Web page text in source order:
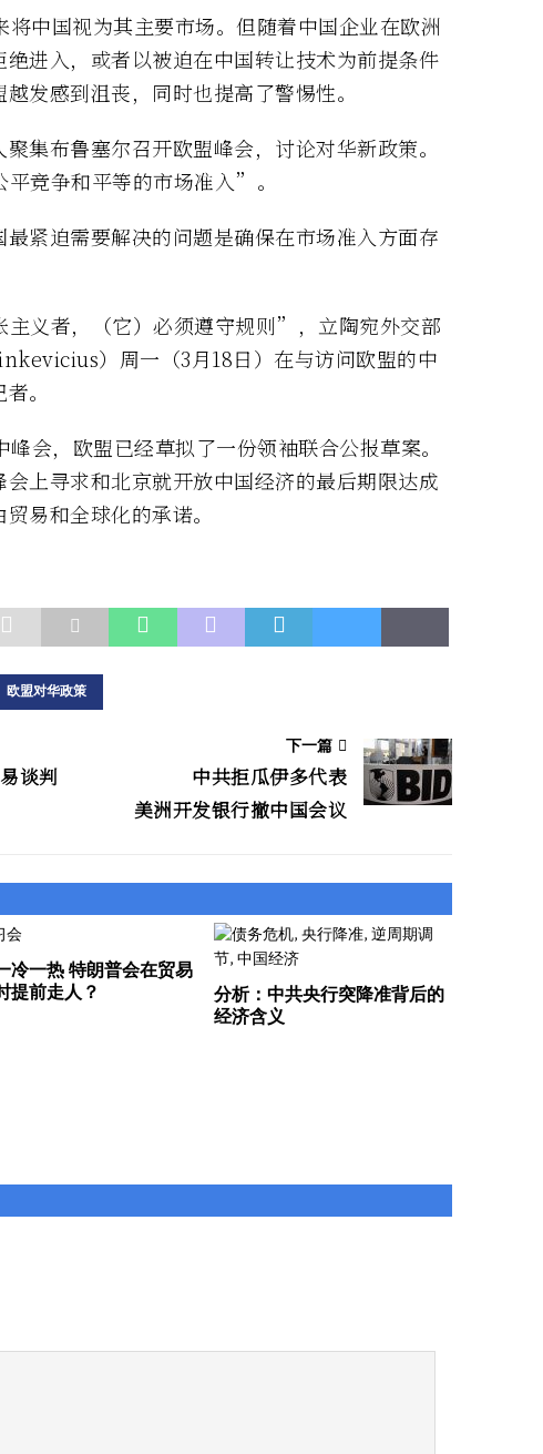
中国视为其主要市场。但随着中国企业在欧洲
进入，或者以被迫在中国转让技术为前提条件
发感到沮丧，同时也提高了警惕性。
集布鲁塞尔召开欧盟峰会，讨论对华新政策。
竞争和平等的市场准入”。
紧迫需要解决的问题是确保在市场准入方面存
主义者，（它）必须遵守规则”，立陶宛外交部
）周一（3月18日）在与访问欧盟的中
。
会，欧盟已经草拟了一份领袖联合公报草案。
上寻求和北京就开放中国经济的最后期限达成
易和全球化的承诺。
欧盟对华政策
谈判
下一篇
中共拒瓜伊多代表
美洲开发银行撤中国会议
冷一热 特朗普会在贸易
提前走人？
分析：中共央行突降准背后的
经济含义